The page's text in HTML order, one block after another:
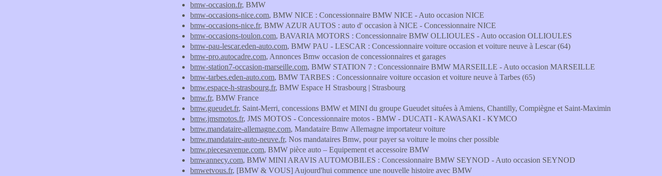
bmw-occasion.fr, BMW
bmw-occasions-nice.com, BMW NICE : Concessionnaire BMW NICE - Auto occasion NICE
bmw-occasions-nice.fr, BMW AZUR AUTOS : auto d' occasion à NICE - Concessionnaire NICE
bmw-occasions-toulon.com, BAVARIA MOTORS : Concessionnaire BMW OLLIOULES - Auto occasion OLLIOULES
bmw-pau-lescar.eden-auto.com, BMW PAU - LESCAR : Concessionnaire voiture occasion et voiture neuve à Lescar (64)
bmw-pro.autocadre.com, Annonces Bmw occasion de concessionnaires et garages
bmw-station7-occasion-marseille.com, BMW STATION 7 : Concessionnaire BMW MARSEILLE - Auto occasion MARSEILLE
bmw-tarbes.eden-auto.com, BMW TARBES : Concessionnaire voiture occasion et voiture neuve à Tarbes (65)
bmw.espace-h-strasbourg.fr, BMW Espace H Strasbourg | Strasbourg
bmw.fr, BMW France
bmw.gueudet.fr, Saint-Merri, concessions BMW et MINI du groupe Gueudet situées à Amiens, Chantilly, Compiègne et Saint-Maximin
bmw.jmsmotos.fr, JMS MOTOS - Concessionnaire motos - BMW - DUCATI - KAWASAKI - KYMCO
bmw.mandataire-allemagne.com, Mandataire Bmw Allemagne importateur voiture
bmw.mandataire-auto-neuve.fr, Nos mandataires Bmw, pour payer sa voiture le moins cher possible
bmw.piecesavenue.com, BMW pièce auto – Equipement et accessoire BMW
bmwannecy.com, BMW MINI ARAVIS AUTOMOBILES : Concessionnaire BMW SEYNOD - Auto occasion SEYNOD
bmwetvous.fr, [BMW & VOUS] Aujourd'hui commence une nouvelle histoire avec BMW